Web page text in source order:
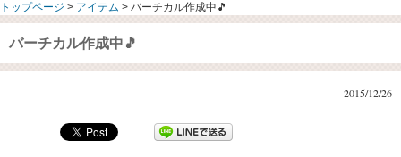
トップページ > アイテム > バーチカル作成中🎵
バーチカル作成中🎵
2015/12/26